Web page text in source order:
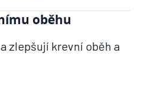
oběhu
zlepšují krevní oběh a